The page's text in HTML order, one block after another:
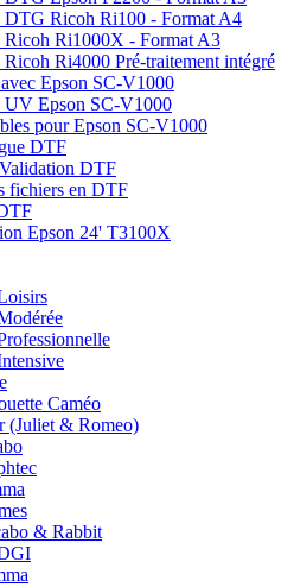
DTG Ricoh Ri100 - Format A4
Ricoh Ri1000X - Format A3
Ri4000 Pré-traitement intégré
Epson SC-V1000
UV Epson SC-V1000
pour Epson SC-V1000
DTF
DTF
fichiers en DTF
Epson 24' T3100X
Caméo
(Juliet & Romeo)
& Rabbit